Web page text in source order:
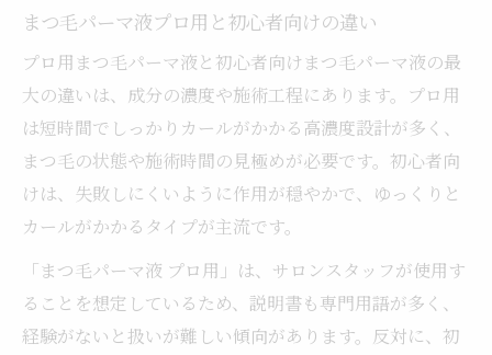
まつ毛パーマ液プロ用と初心者向けの違い
プロ用まつ毛パーマ液と初心者向けまつ毛パーマ液の最
大の違いは、成分の濃度や施術工程にあります。プロ用
は短時間でしっかりカールがかかる高濃度設計が多く、
まつ毛の状態や施術時間の見極めが必要です。初心者向
けは、失敗しにくいように作用が穏やかで、ゆっくりと
カールがかかるタイプが主流です。
「まつ毛パーマ液 プロ用」は、サロンスタッフが使用す
ることを想定しているため、説明書も専門用語が多く、
経験がないと扱いが難しい傾向があります。反対に、初